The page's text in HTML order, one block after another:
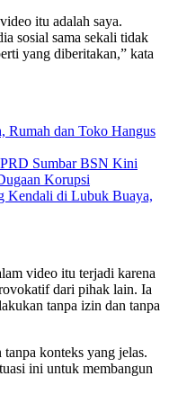
itu adalah saya.
sosial sama sekali tidak
yang diberitakan,” kata
Rumah dan Toko Hangus
Sumbar BSN Kini
Korupsi
Kendali di Lubuk Buaya,
video itu terjadi karena
dari pihak lain. Ia
tanpa izin dan tanpa
konteks yang jelas.
ini untuk membangun